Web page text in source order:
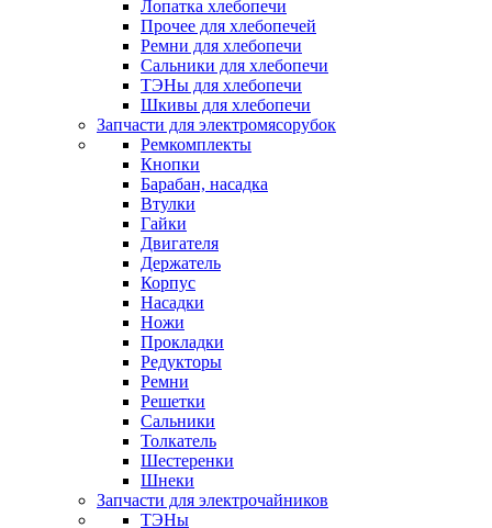
Лопатка хлебопечи
Прочее для хлебопечей
Ремни для хлебопечи
Сальники для хлебопечи
ТЭНы для хлебопечи
Шкивы для хлебопечи
Запчасти для электромясорубок
Ремкомплекты
Кнопки
Барабан, насадка
Втулки
Гайки
Двигателя
Держатель
Корпус
Насадки
Ножи
Прокладки
Редукторы
Ремни
Решетки
Сальники
Толкатель
Шестеренки
Шнеки
Запчасти для электрочайников
ТЭНы